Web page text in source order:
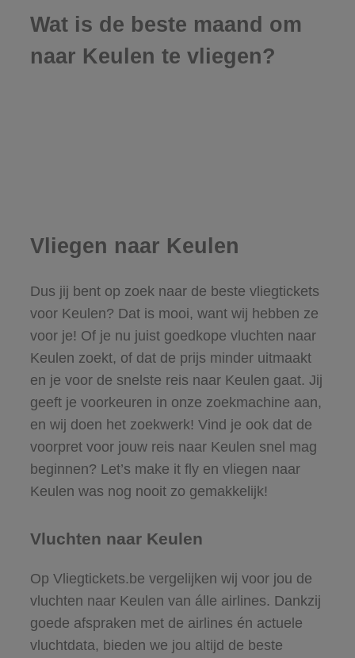
Wat is de beste maand om
naar Keulen te vliegen?
Vliegen naar Keulen
Dus jij bent op zoek naar de beste vliegtickets
voor Keulen? Dat is mooi, want wij hebben ze
voor je! Of je nu juist goedkope vluchten naar
Keulen zoekt, of dat de prijs minder uitmaakt
en je voor de snelste reis naar Keulen gaat. Jij
geeft je voorkeuren in onze zoekmachine aan,
en wij doen het zoekwerk! Vind je ook dat de
voorpret voor jouw reis naar Keulen snel mag
beginnen? Let’s make it fly en vliegen naar
Keulen was nog nooit zo gemakkelijk!
Vluchten naar Keulen
Op Vliegtickets.be vergelijken wij voor jou de
vluchten naar Keulen van álle airlines. Dankzij
goede afspraken met de airlines én actuele
vluchtdata, bieden we jou altijd de beste